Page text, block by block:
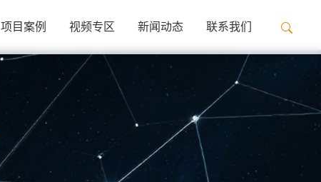
项目案例 视频专区 新闻动态 联系我们